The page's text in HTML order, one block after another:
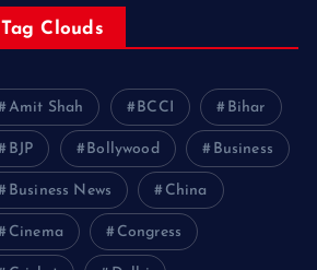
Tag Clouds
Amit Shah BCCI Bihar
BJP Bollywood Business
Business News China
Cinema Congress